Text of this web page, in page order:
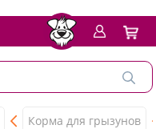
Корма для грызунов